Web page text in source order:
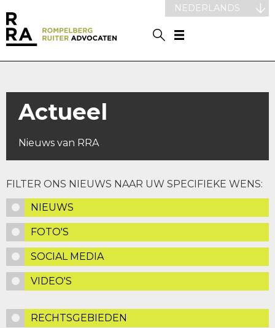
NEDERLANDS
Actueel
Nieuws van RRA
FILTER ONS NIEUWS NAAR UW SPECIFIEKE WENS:
NIEUWS
FOTO'S
SOCIAL MEDIA
VIDEO'S
RECHTSGEBIEDEN